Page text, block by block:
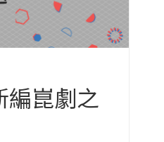
編崑劇之